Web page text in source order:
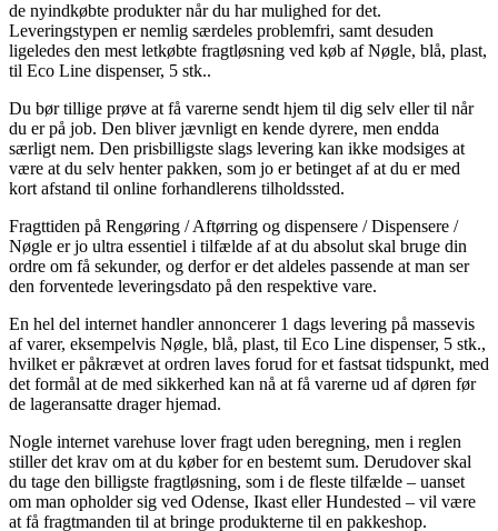
de nyindkøbte produkter når du har mulighed for det.
Leveringstypen er nemlig særdeles problemfri, samt desuden
ligeledes den mest letkøbte fragtløsning ved køb af Nøgle, blå, plast,
til Eco Line dispenser, 5 stk..
Du bør tillige prøve at få varerne sendt hjem til dig selv eller til når
du er på job. Den bliver jævnligt en kende dyrere, men endda
særligt nem. Den prisbilligste slags levering kan ikke modsiges at
være at du selv henter pakken, som jo er betinget af at du er med
kort afstand til online forhandlerens tilholdssted.
Fragttiden på Rengøring / Aftørring og dispensere / Dispensere /
Nøgle er jo ultra essentiel i tilfælde af at du absolut skal bruge din
ordre om få sekunder, og derfor er det aldeles passende at man ser
den forventede leveringsdato på den respektive vare.
En hel del internet handler annoncerer 1 dags levering på massevis
af varer, eksempelvis Nøgle, blå, plast, til Eco Line dispenser, 5 stk.,
hvilket er påkrævet at ordren laves forud for et fastsat tidspunkt, med
det formål at de med sikkerhed kan nå at få varerne ud af døren før
de lageransatte drager hjemad.
Nogle internet varehuse lover fragt uden beregning, men i reglen
stiller det krav om at du køber for en bestemt sum. Derudover skal
du tage den billigste fragtløsning, som i de fleste tilfælde – uanset
om man opholder sig ved Odense, Ikast eller Hundested – vil være
at få fragtmanden til at bringe produkterne til en pakkeshop.